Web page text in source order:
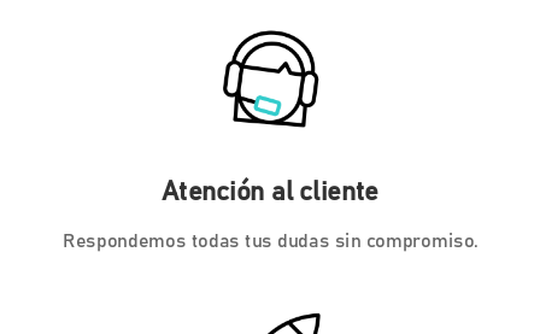
Atención al cliente
Respondemos todas tus dudas sin compromiso.